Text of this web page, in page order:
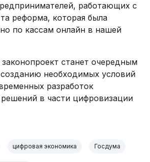
работающих с
реформа, которая была
по кассам онлайн в нашей
станет очередным
необходимых условий
разработок
в части цифровизации
цифровая экономика Госдума